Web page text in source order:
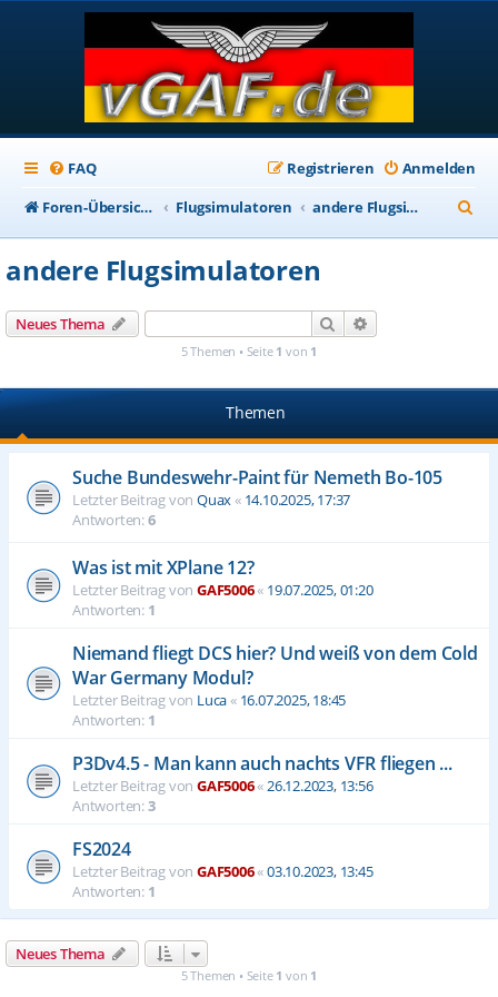
FAQ Anmelden
Registrieren
Foren-Übersicht
Flugsimulatoren andere Flugsimulatoren
u
andere Flugsimulatoren
Neues Thema Suche
5 Themen • Seite 1 von 1
Themen
Suche Bundeswehr-Paint für Nemeth Bo-105
Letzter Beitrag von Quax« 14.10.2025, 17:37
Antworten:6
Was ist mit XPlane 12?
Letzter Beitrag von GAF5006« 19.07.2025, 01:20
Antworten: 1
Niemand fliegt DCS hier? Und weiß von dem Cold
War Germany Modul?
Letzter Beitrag von Luca« 16.07.2025, 18:45
Antworten: 1
P3Dv4.5 - Man kann auch nachts VFR fliegen ...
Letzter Beitrag von GAF5006«26.12.2023, 13:56
Antworten:3
FS2024
Letzter Beitrag von GAF5006«03.10.2023, 13:45
Antworten: 1
Neues Thema
5 Themen • Seite 1 von 1